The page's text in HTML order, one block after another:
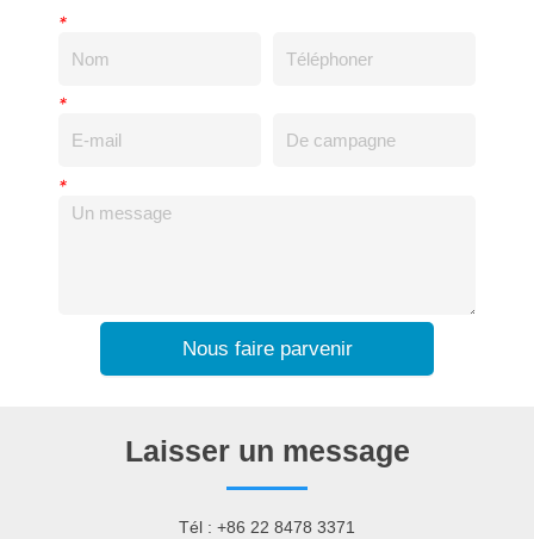
*
*
*
Nous faire parvenir
Laisser un message
Tél : +86 22 8478 3371